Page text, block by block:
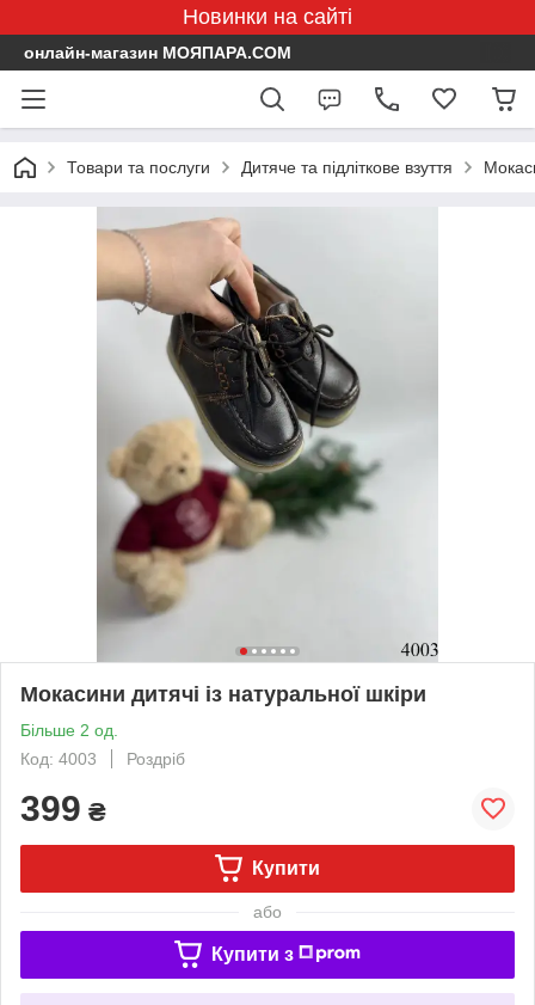
Новинки на сайті
онлайн-магазин МОЯПАРА.COM
Товари та послуги Дитяче та підліткове взуття
Мокасини дитячі із натуральної шкіри
Більше 2 од.
Код: 4003
Роздріб
399 ₴
Купити
або
Купити з